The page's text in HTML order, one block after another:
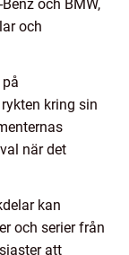
och BMW,
och
kring sin
när det
kan
och serier från
att